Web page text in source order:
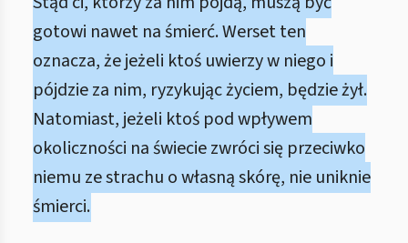
gotowi nawet na śmierć. Werset ten
oznacza, że jeżeli ktoś uwierzy w niego i
pójdzie za nim, ryzykując życiem, będzie żył.
Natomiast, jeżeli ktoś pod wpływem
okoliczności na świecie zwróci się przeciwko
niemu ze strachu o własną skórę, nie uniknie
śmierci.